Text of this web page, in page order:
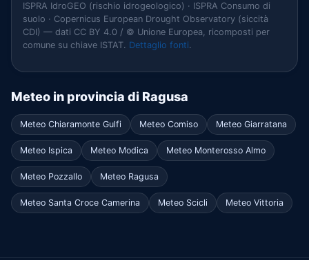
ISPRA IdroGEO (rischio idrogeologico) · ISPRA Consumo di
suolo · Copernicus European Drought Observatory (siccità
CDI) — dati CC BY 4.0 / © Unione Europea, ricomposti per
comune su chiave ISTAT. Dettaglio fonti.
Meteo in provincia di Ragusa
Meteo Chiaramonte Gulfi Meteo Comiso Meteo Giarratana
Meteo Ispica Meteo Modica Meteo Monterosso Almo
Meteo Pozzallo Meteo Ragusa
Meteo Santa Croce Camerina Meteo Scicli Meteo Vittoria